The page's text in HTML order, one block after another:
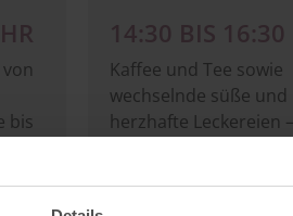
bis
14:30 BIS 16:30
Kaffee und Tee sowie
wechselnde süße und
herzhafte Leckereien